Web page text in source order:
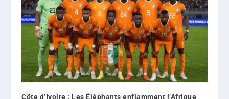
Côte d’Ivoire : Les Éléphants enflamment l’Afrique